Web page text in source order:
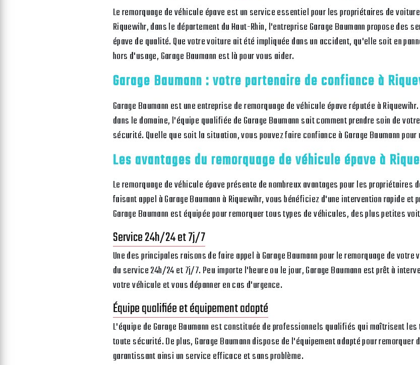
Le remorquage de véhicule épave est un service essentiel pour les propriétaires de
Riquewihr, dans le département du Haut-Rhin, l'entreprise Garage Baumann propose des
épave de qualité. Que votre voiture ait été impliquée dans un accident, qu'elle soit en
hors d'usage, Garage Baumann est là pour vous aider.
Garage Baumann : votre partenaire de confiance à
Garage Baumann est une entreprise de remorquage de véhicule épave réputée à
dans le domaine, l'équipe qualifiée de Garage Baumann sait comment prendre soin de
sécurité. Quelle que soit la situation, vous pouvez faire confiance à Garage Baumann
Les avantages du remorquage de véhicule épave à
Le remorquage de véhicule épave présente de nombreux avantages pour les propriétaires
faisant appel à Garage Baumann à Riquewihr, vous bénéficiez d'une intervention rapide et
Garage Baumann est équipée pour remorquer tous types de véhicules, des plus petites
Service 24h/24 et 7j/7
Une des principales raisons de faire appel à Garage Baumann pour le remorquage de
du service 24h/24 et 7j/7. Peu importe l'heure ou le jour, Garage Baumann est prêt à
votre véhicule et vous dépanner en cas d'urgence.
Équipe qualifiée et équipement adapté
L'équipe de Garage Baumann est constituée de professionnels qualifiés qui maîtrisent
toute sécurité. De plus, Garage Baumann dispose de l'équipement adapté pour
garantissant ainsi un service efficace et sans problème.